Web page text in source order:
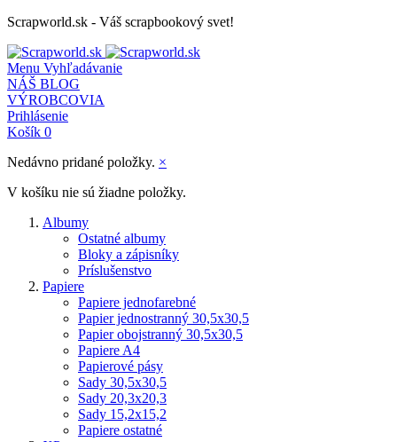
Scrapworld.sk - Váš scrapbookový svet!
Menu Vyhľadávanie
NÁŠ BLOG
VÝROBCOVIA
Prihlásenie
Košík 0
Nedávno pridané položky. ×
V košíku nie sú žiadne položky.
Albumy
Ostatné albumy
Bloky a zápisníky
Príslušenstvo
Papiere
Papiere jednofarebné
Papier jednostranný 30,5x30,5
Papier obojstranný 30,5x30,5
Papiere A4
Papierové pásy
Sady 30,5x30,5
Sady 20,3x20,3
Sady 15,2x15,2
Papiere ostatné